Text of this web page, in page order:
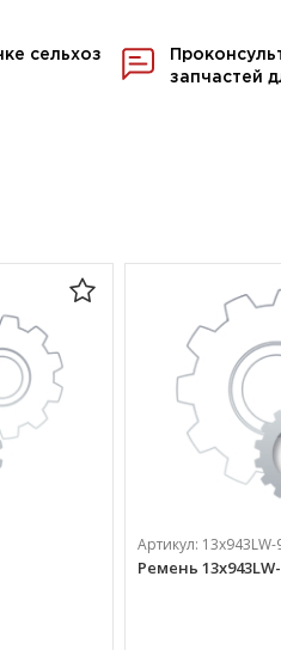
сельхоз
запчастей
Артикул: 13х943LW-
Ремень